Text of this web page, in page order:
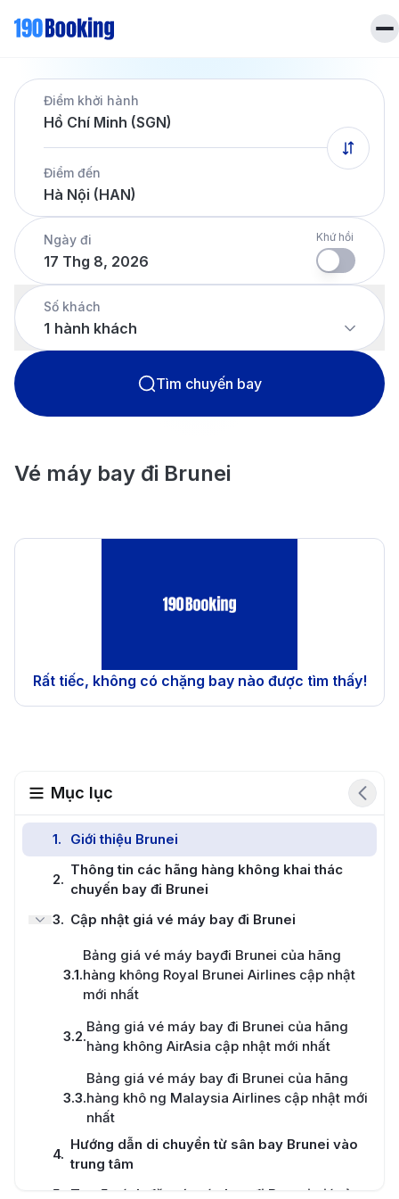
Trang chủ
Vé máy bay
Dịch vụ
Khách sạn
Tin tứcLiên hệ
Hotline
028 7303 6167
Tiếng Việt
Điểm khởi hành
Hồ Chí Minh (SGN)
Điểm đến
Hà Nội (HAN)
Ngày đi
17 Thg 8, 2026
Khứ hồi
Số khách
1 hành khách
Tìm chuyến bay
Vé máy bay đi Brunei
Rất tiếc, không có chặng bay nào được tìm thấy!
Mục lục
1. Giới thiệu Brunei
2.
Thông tin các hãng hàng không khai thác
chuyến bay đi Brunei
3. Cập nhật giá vé máy bay đi Brunei
3.1.
Bảng giá vé máy bayđi Brunei của hãng
hàng không Royal Brunei Airlines cập nhật
mới nhất
3.2.
Bảng giá vé máy bay đi Brunei của hãng
hàng không AirAsia cập nhật mới nhất
3.3.
Bảng giá vé máy bay đi Brunei của hãng
hàng khô ng Malaysia Airlines cập nhật mới
nhất
4.
Hướng dẫn di chuyển từ sân bay Brunei vào
trung tâm
5
Top 5 cách đặt vé máy bay đi Brunei giá rẻ